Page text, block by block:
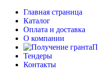
Главная страница
Каталог
Оплата и доставка
О компании
Тендеры
Контакты